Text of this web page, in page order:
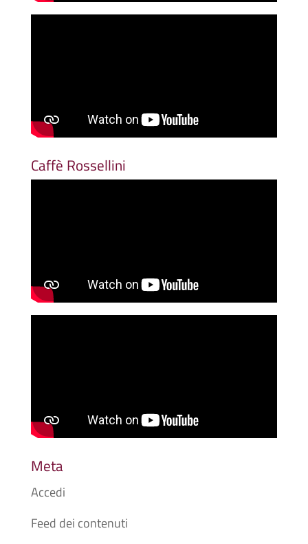
Caffè Rossellini
Meta
Accedi
Feed dei contenuti